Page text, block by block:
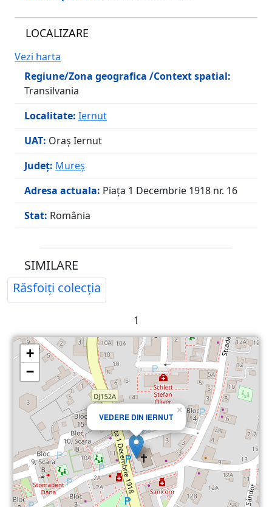
LOCALIZARE
Vezi harta
Regiune/Zona geografica /Context spatial:
Transilvania
Localitate: Iernut
UAT: Oraş Iernut
Județ: Mureş
Adresa actuala: Piața 1 Decembrie 1918 nr. 16
Stat: România
SIMILARE
Răsfoiți colecția
1
VEDERE DIN IERNUT
×
+
−